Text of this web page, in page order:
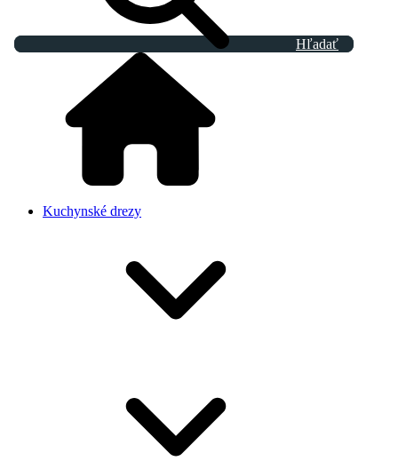
Hľadať
Kuchynské drezy